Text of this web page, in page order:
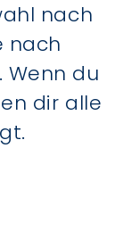
nach
nach
Wenn du
dir alle